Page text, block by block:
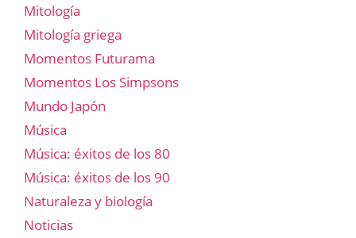
Mitología
Mitología griega
Momentos Futurama
Momentos Los Simpsons
Mundo Japón
Música
Música: éxitos de los 80
Música: éxitos de los 90
Naturaleza y biología
Noticias